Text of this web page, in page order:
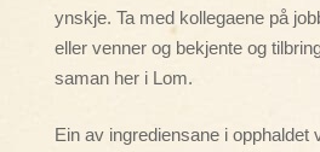
ynskje. Ta med kollegaene på
eller venner og bekjente og
saman her i Lom.
Ein av ingrediensane i opphaldet